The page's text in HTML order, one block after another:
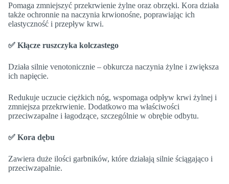
Pomaga zmniejszyć przekrwienie żylne oraz obrzęki. Kora działa
także ochronnie na naczynia krwionośne, poprawiając ich
elastyczność i przepływ krwi.
✅ Kłącze ruszczyka kolczastego
Działa silnie venotonicznie – obkurcza naczynia żylne i zwiększa
ich napięcie.
Redukuje uczucie ciężkich nóg, wspomaga odpływ krwi żylnej i
zmniejsza przekrwienie. Dodatkowo ma właściwości
przeciwzapalne i łagodzące, szczególnie w obrębie odbytu.
✅ Kora dębu
Zawiera duże ilości garbników, które działają silnie ściągająco i
przeciwzapalnie.